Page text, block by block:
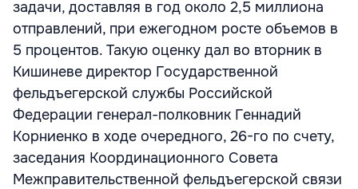
задачи, доставляя в год около 2,5 миллиона
отправлений, при ежегодном росте объемов в
5 процентов. Такую оценку дал во вторник в
Кишиневе директор Государственной
фельдъегерской службы Российской
Федерации генерал-полковник Геннадий
Корниенко в ходе очередного, 26-го по счету,
заседания Координационного Совета
Межправительственной фельдъегерской связи